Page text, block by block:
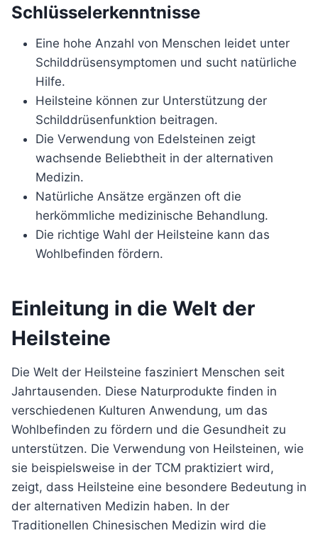
Schlüsselerkenntnisse
Eine hohe Anzahl von Menschen leidet unter
Schilddrüsensymptomen und sucht natürliche
Hilfe.
Heilsteine können zur Unterstützung der
Schilddrüsenfunktion beitragen.
Die Verwendung von Edelsteinen zeigt
wachsende Beliebtheit in der alternativen
Medizin.
Natürliche Ansätze ergänzen oft die
herkömmliche medizinische Behandlung.
Die richtige Wahl der Heilsteine kann das
Wohlbefinden fördern.
Einleitung in die Welt der
Heilsteine
Die Welt der Heilsteine fasziniert Menschen seit
Jahrtausenden. Diese Naturprodukte finden in
verschiedenen Kulturen Anwendung, um das
Wohlbefinden zu fördern und die Gesundheit zu
unterstützen. Die Verwendung von Heilsteinen, wie
sie beispielsweise in der TCM praktiziert wird,
zeigt, dass Heilsteine eine besondere Bedeutung in
der alternativen Medizin haben. In der
Traditionellen Chinesischen Medizin wird die